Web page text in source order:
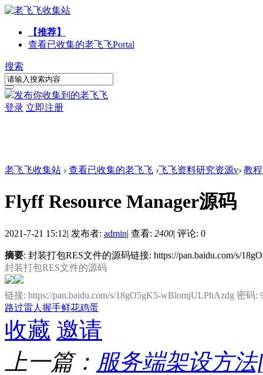
【推荐】
查看已收集的老飞飞Portal
搜索
发布你收集到的老飞飞
登录 立即注册
老飞飞收集站 › 查看已收集的老飞飞 ›飞飞资料研究资源v› 教程
Flyff Resource Manager源码
2021-7-21 15:12| 发布者: admin| 查看: 2400| 评论: 0
摘要: 封装打包RES文件的源码链接: https://pan.baidu.com/s/
封装打包RES文件的源码
链接: https://pan.baidu.com/s/18gO5gK5-wBlomjULPhAzdg 密码:
路过雷人 握手鲜花鸡蛋
收藏 邀请
上一篇： 服务端架设方